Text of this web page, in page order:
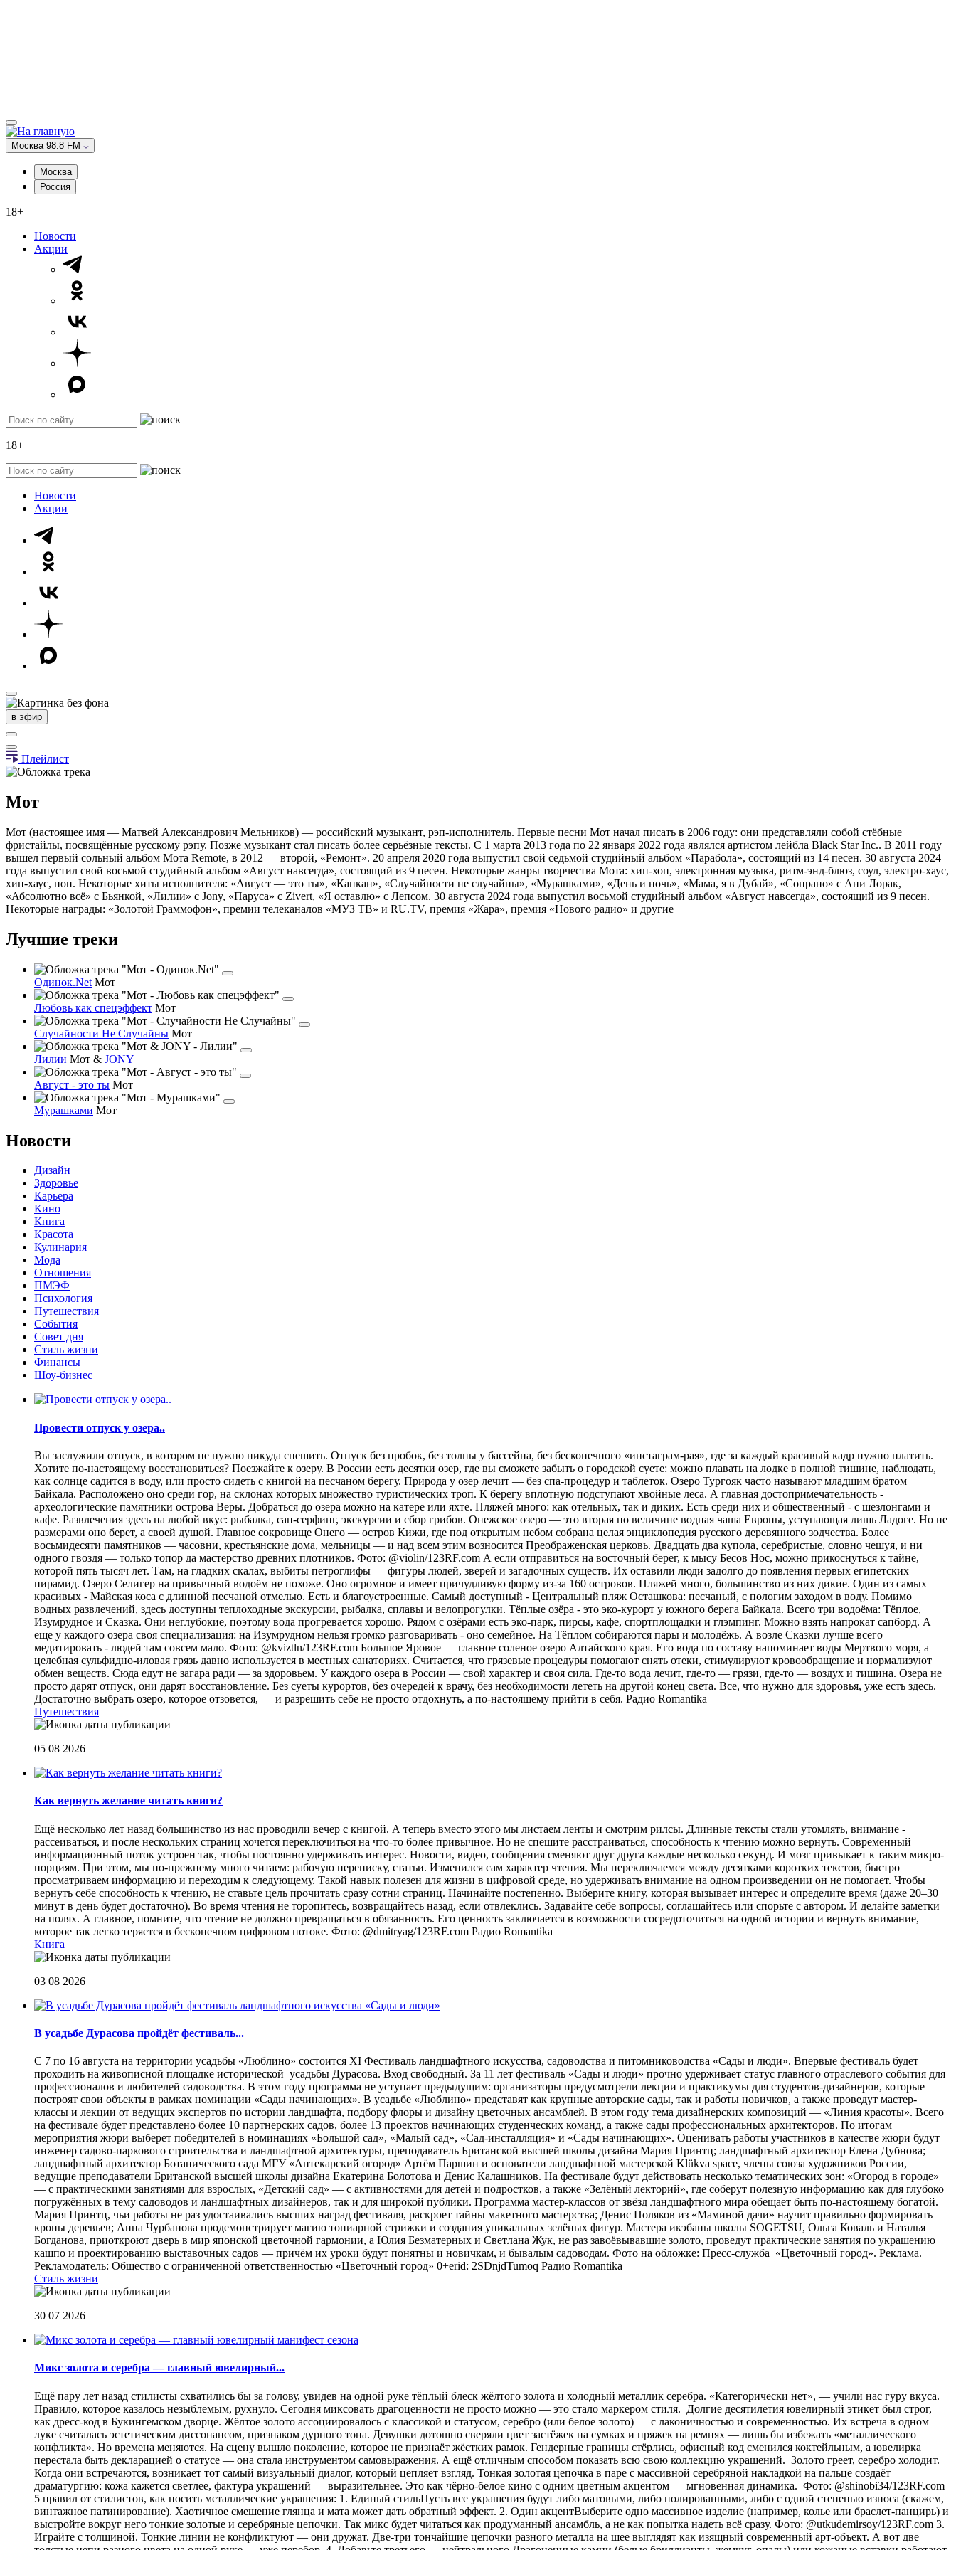
Москва 98.8 FM
Москва
Россия
18+
Новости
Акции
18+
Новости
Акции
в эфир
Плейлист
Мот
Мот (настоящее имя — Матвей Александрович Мельников) — российский музыкант, рэп-исполнитель. Первые песни Мот начал писать в 2006 году: они представляли собой стёбные
фристайлы, посвящённые русскому рэпу. Позже музыкант стал писать более серьёзные тексты. С 1 марта 2013 года по 22 января 2022 года являлся артистом лейбла Black Star Inc.. В 2011 году
вышел первый сольный альбом Мота Remote, в 2012 — второй, «Ремонт». 20 апреля 2020 года выпустил свой седьмой студийный альбом «Парабола», состоящий из 14 песен. 30 августа 2024
года выпустил свой восьмой студийный альбом «Август навсегда», состоящий из 9 песен. Некоторые жанры творчества Мота: хип-хоп, электронная музыка, ритм-энд-блюз, соул, электро-хаус,
хип-хаус, поп. Некоторые хиты исполнителя: «Август — это ты», «Капкан», «Случайности не случайны», «Мурашками», «День и ночь», «Мама, я в Дубай», «Сопрано» с Ани Лорак,
«Абсолютно всё» с Бьянкой, «Лилии» с Jony, «Паруса» с Zivert, «Я оставлю» с Лепсом. 30 августа 2024 года выпустил восьмой студийный альбом «Август навсегда», состоящий из 9 песен.
Некоторые награды: «Золотой Граммофон», премии телеканалов «МУЗ ТВ» и RU.TV, премия «Жара», премия «Нового радио» и другие
Лучшие треки
Одинок.Net Мот
Любовь как спецэффект Мот
Случайности Не Случайны Мот
Лилии Мот & JONY
Август - это ты Мот
Мурашками Мот
Новости
Дизайн
Здоровье
Карьера
Кино
Книга
Красота
Кулинария
Мода
Отношения
ПМЭФ
Психология
Путешествия
События
Совет дня
Стиль жизни
Финансы
Шоу-бизнес
Провести отпуск у озера..
Вы заслужили отпуск, в котором не нужно никуда спешить. Отпуск без пробок, без толпы у бассейна, без бесконечного «инстаграм-рая», где за каждый красивый кадр нужно платить.
Хотите по-настоящему восстановиться? Поезжайте к озеру. В России есть десятки озер, где вы сможете забыть о городской суете: можно плавать на лодке в полной тишине, наблюдать,
как солнце садится в воду, или просто сидеть с книгой на песчаном берегу. Природа у озер лечит — без спа-процедур и таблеток. Озеро Тургояк часто называют младшим братом
Байкала. Расположено оно среди гор, на склонах которых множество туристических троп. К берегу вплотную подступают хвойные леса. А главная достопримечательность -
археологические памятники острова Веры. Добраться до озера можно на катере или яхте. Пляжей много: как отельных, так и диких. Есть среди них и общественный - с шезлонгами и
кафе. Развлечения здесь на любой вкус: рыбалка, сап-серфинг, экскурсии и сбор грибов. Онежское озеро — это вторая по величине водная чаша Европы, уступающая лишь Ладоге. Но не
размерами оно берет, а своей душой. Главное сокровище Онего — остров Кижи, где под открытым небом собрана целая энциклопедия русского деревянного зодчества. Более
восьмидесяти памятников — часовни, крестьянские дома, мельницы — и над всем этим возносится Преображенская церковь. Двадцать два купола, серебристые, словно чешуя, и ни
одного гвоздя — только топор да мастерство древних плотников. Фото: @violin/123RF.com А если отправиться на восточный берег, к мысу Бесов Нос, можно прикоснуться к тайне,
которой пять тысяч лет. Там, на гладких скалах, выбиты петроглифы — фигуры людей, зверей и загадочных существ. Их оставили люди задолго до появления первых египетских
пирамид. Озеро Селигер на привычный водоём не похоже. Оно огромное и имеет причудливую форму из-за 160 островов. Пляжей много, большинство из них дикие. Один из самых
красивых - Майская коса с длинной песчаной отмелью. Есть и благоустроенные. Самый доступный - Центральный пляж Осташкова: песчаный, с пологим заходом в воду. Помимо
водных развлечений, здесь доступны теплоходные экскурсии, рыбалка, сплавы и велопрогулки. Тёплые озёра - это эко-курорт у южного берега Байкала. Всего три водоёма: Тёплое,
Изумрудное и Сказка. Они неглубокие, поэтому вода прогревается хорошо. Рядом с озёрами есть эко-парк, пирсы, кафе, спортплощадки и глэмпинг. Можно взять напрокат сапборд. А
еще у каждого озера своя специализация: на Изумрудном нельзя громко разговаривать - оно семейное. На Тёплом собираются пары и молодёжь. А возле Сказки лучше всего
медитировать - людей там совсем мало. Фото: @kviztln/123RF.com Большое Яровое — главное соленое озеро Алтайского края. Его вода по составу напоминает воды Мертвого моря, а
целебная сульфидно-иловая грязь давно используется в местных санаториях. Считается, что грязевые процедуры помогают снять отеки, стимулируют кровообращение и нормализуют
обмен веществ. Сюда едут не загара ради — за здоровьем. У каждого озера в России — свой характер и своя сила. Где-то вода лечит, где-то — грязи, где-то — воздух и тишина. Озера не
просто дарят отпуск, они дарят восстановление. Без суеты курортов, без очередей к врачу, без необходимости лететь на другой конец света. Все, что нужно для здоровья, уже есть здесь.
Достаточно выбрать озеро, которое отзовется, — и разрешить себе не просто отдохнуть, а по-настоящему прийти в себя. Радио Romantika
Путешествия
05 08 2026
Как вернуть желание читать книги?
Eщё несколько лет назад большинство из нас проводили вечер с книгой. А теперь вместо этого мы листаем ленты и смотрим рилсы. Длинные тексты стали утомлять, внимание -
рассеиваться, и после нескольких страниц хочется переключиться на что-то более привычное. Но не спешите расстраиваться, способность к чтению можно вернуть. Современный
информационный поток устроен так, чтобы постоянно удерживать интерес. Новости, видео, сообщения сменяют друг друга каждые несколько секунд. И мозг привыкает к таким микро-
порциям. При этом, мы по-прежнему много читаем: рабочую переписку, статьи. Изменился сам характер чтения. Мы переключаемся между десятками коротких текстов, быстро
просматриваем информацию и переходим к следующему. Такой навык полезен для жизни в цифровой среде, но удерживать внимание на одном произведении он не помогает. Чтобы
вернуть себе способность к чтению, не ставьте цель прочитать сразу сотни страниц. Начинайте постепенно. Выберите книгу, которая вызывает интерес и определите время (даже 20–30
минут в день будет достаточно). Во время чтения не торопитесь, возвращайтесь назад, если отвлеклись. Задавайте себе вопросы, соглашайтесь или спорьте с автором. И делайте заметки
на полях. А главное, помните, что чтение не должно превращаться в обязанность. Его ценность заключается в возможности сосредоточиться на одной истории и вернуть внимание,
которое так легко теряется в бесконечном цифровом потоке. Фото: @dmitryag/123RF.com Радио Romantika
Книга
03 08 2026
В усадьбе Дурасова пройдёт фестиваль...
С 7 по 16 августа на территории усадьбы «Люблино» состоится XI Фестиваль ландшафтного искусства, садоводства и питомниководства «Сады и люди». Впервые фестиваль будет
проходить на живописной площадке исторической усадьбы Дурасова. Вход свободный. За 11 лет фестиваль «Сады и люди» прочно удерживает статус главного отраслевого события для
профессионалов и любителей садоводства. В этом году программа не уступает предыдущим: организаторы предусмотрели лекции и практикумы для студентов-дизайнеров, которые
построят свои объекты в рамках номинации «Сады начинающих». В усадьбе «Люблино» представят как крупные авторские сады, так и работы новичков, а также проведут мастер-
классы и лекции от ведущих экспертов по истории ландшафта, подбору флоры и дизайну цветочных ансамблей. В этом году тема дизайнерских композиций — «Линия красоты». Всего
на фестивале будет представлено более 10 партнерских садов, более 13 проектов начинающих студенческих команд, а также сады профессиональных архитекторов. По итогам
мероприятия жюри выберет победителей в номинациях «Большой сад», «Малый сад», «Сад-инсталляция» и «Сады начинающих». Оценивать работы участников в качестве жюри будут
инженер садово-паркового строительства и ландшафтной архитектуры, преподаватель Британской высшей школы дизайна Мария Принтц; ландшафтный архитектор Елена Дубнова;
ландшафтный архитектор Ботанического сада МГУ «Аптекарский огород» Артём Паршин и основатели ландшафтной мастерской Klükva space, члены союза художников России,
ведущие преподаватели Британской высшей школы дизайна Екатерина Болотова и Денис Калашников. На фестивале будут действовать несколько тематических зон: «Огород в городе»
— с практическими занятиями для взрослых, «Детский сад» — с активностями для детей и подростков, а также «Зелёный лекторий», где соберут полезную информацию как для глубоко
погружённых в тему садоводов и ландшафтных дизайнеров, так и для широкой публики. Программа мастер-классов от звёзд ландшафтного мира обещает быть по-настоящему богатой.
Мария Принтц, чьи работы не раз удостаивались высших наград фестиваля, раскроет тайны макетного мастерства; Денис Поляков из «Маминой дачи» научит правильно формировать
кроны деревьев; Анна Чурбанова продемонстрирует магию топиарной стрижки и создания уникальных зелёных фигур. Мастера икэбаны школы SOGETSU, Ольга Коваль и Наталья
Богданова, приоткроют дверь в мир японской цветочной гармонии, а Юлия Безматерных и Светлана Жук, не раз завоёвывавшие золото, проведут практические занятия по украшению
кашпо и проектированию выставочных садов — причём их уроки будут понятны и новичкам, и бывалым садоводам. Фото на обложке: Пресс-служба «Цветочный город». Реклама.
Рекламодатель: Общество с ограниченной ответственностью «Цветочный город» 0+erid: 2SDnjdTumoq Радио Romantika
Стиль жизни
30 07 2026
Микс золота и серебра — главный ювелирный...
Ещё пару лет назад стилисты схватились бы за голову, увидев на одной руке тёплый блеск жёлтого золота и холодный металлик серебра. «Категорически нет», — учили нас гуру вкуса.
Правило, которое казалось незыблемым, рухнуло. Сегодня миксовать драгоценности не просто можно — это стало маркером стиля. Долгие десятилетия ювелирный этикет был строг,
как дресс-код в Букингемском дворце. Жёлтое золото ассоциировалось с классикой и статусом, серебро (или белое золото) — с лаконичностью и современностью. Их встреча в одном
луке считалась эстетическим диссонансом, признаком дурного тона. Девушки дотошно сверяли цвет застёжек на сумках и пряжек на ремнях — лишь бы избежать «металлического
конфликта». Но времена меняются. На сцену вышло поколение, которое не признаёт жёстких рамок. Гендерные границы стёрлись, офисный код сменился коктейльным, а ювелирка
перестала быть декларацией о статусе — она стала инструментом самовыражения. А ещё отличным способом показать всю свою коллекцию украшений. Золото греет, серебро холодит.
Когда они встречаются, возникает тот самый визуальный диалог, который цепляет взгляд. Тонкая золотая цепочка в паре с массивной серебряной накладкой на пальце создаёт
драматургию: кожа кажется светлее, фактура украшений — выразительнее. Это как чёрно-белое кино с одним цветным акцентом — мгновенная динамика. Фото: @shinobi34/123RF.com
5 правил от стилистов, как носить металлические украшения: 1. Единый стильПусть все украшения будут либо матовыми, либо полированными, либо с одной степенью износа (скажем,
винтажное патинирование). Хаотичное смешение глянца и мата может дать обратный эффект. 2. Один акцентВыберите одно массивное изделие (например, колье или браслет-панцирь) и
выстройте вокруг него тонкие золотые и серебряные цепочки. Так микс будет читаться как продуманный ансамбль, а не как попытка надеть всё сразу. Фото: @utkudemirsoy/123RF.com 3.
Играйте с толщиной. Тонкие линии не конфликтуют — они дружат. Две-три тончайшие цепочки разного металла на шее выглядят как изящный современный арт-объект. А вот две